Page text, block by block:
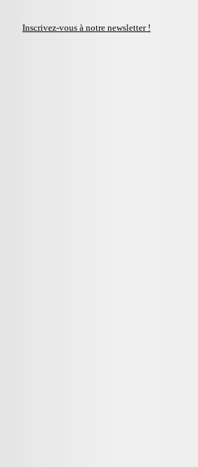
Inscrivez-vous à notre newsletter !